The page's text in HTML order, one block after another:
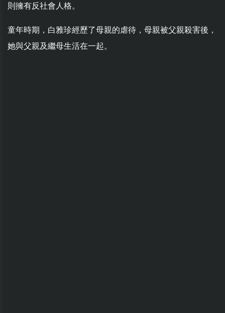
則擁有反社會人格。
童年時期，白雅珍經歷了母親的虐待，母親被父親殺害後，
她與父親及繼母生活在一起。